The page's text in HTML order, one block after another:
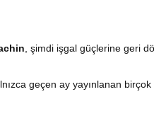
, şimdi işgal güçlerine geri
geçen ay yayınlanan birçok